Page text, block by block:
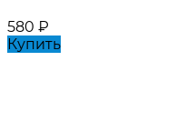
580 ₽
Купить